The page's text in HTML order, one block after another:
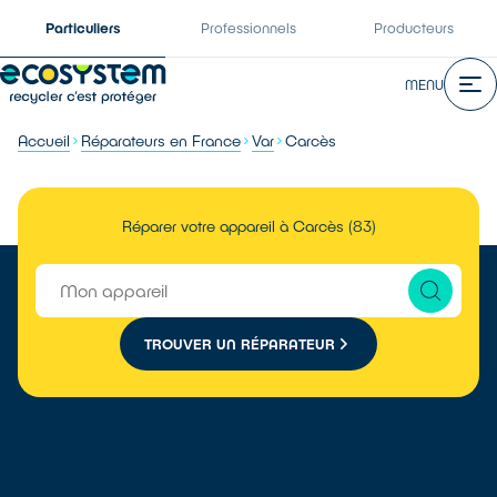
Particuliers Professionnels Producteurs
MENU
Accueil Réparateurs en France Var Carcès
Réparer votre appareil à Carcès (83)
TROUVER UN RÉPARATEUR